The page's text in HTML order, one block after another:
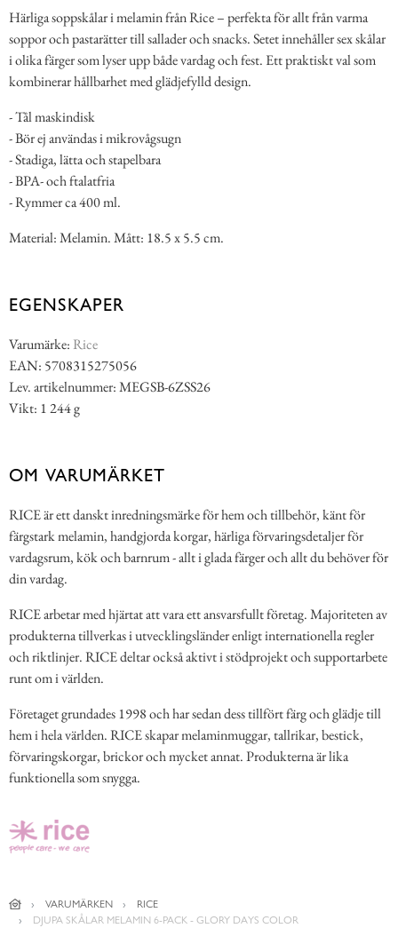
Härliga soppskålar i melamin från Rice – perfekta för allt från varma
soppor och pastarätter till sallader och snacks. Setet innehåller sex skålar
i olika färger som lyser upp både vardag och fest. Ett praktiskt val som
kombinerar hållbarhet med glädjefylld design.
- Tål maskindisk
- Bör ej användas i mikrovågsugn
- Stadiga, lätta och stapelbara
- BPA- och ftalatfria
- Rymmer ca 400 ml.
Material: Melamin. Mått: 18.5 x 5.5 cm.
EGENSKAPER
Varumärke: Rice
EAN: 5708315275056
Lev. artikelnummer: MEGSB-6ZSS26
Vikt: 1 244 g
OM VARUMÄRKET
RICE är ett danskt inredningsmärke för hem och tillbehör, känt för
färgstark melamin, handgjorda korgar, härliga förvaringsdetaljer för
vardagsrum, kök och barnrum - allt i glada färger och allt du behöver för
din vardag.
RICE arbetar med hjärtat att vara ett ansvarsfullt företag. Majoriteten av
produkterna tillverkas i utvecklingsländer enligt internationella regler
och riktlinjer. RICE deltar också aktivt i stödprojekt och supportarbete
runt om i världen.
Företaget grundades 1998 och har sedan dess tillfört färg och glädje till
hem i hela världen. RICE skapar melaminmuggar, tallrikar, bestick,
förvaringskorgar, brickor och mycket annat. Produkterna är lika
funktionella som snygga.
VARUMÄRKEN
RICE
DJUPA SKÅLAR MELAMIN 6-PACK - GLORY DAYS COLOR